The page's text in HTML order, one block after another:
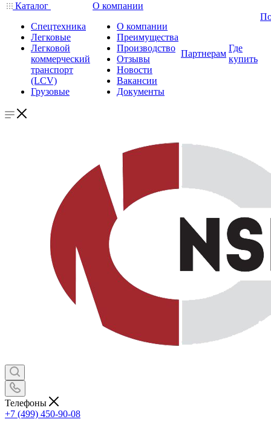
Каталог
Спецтехника
Легковые
Легковой
коммерческий
транспорт
(LCV)
Грузовые
О компании
О компании
Преимущества
Производство
Отзывы
Новости
Вакансии
Документы
Партнерам
Где
купить
Телефоны
+7 (499) 450-90-08